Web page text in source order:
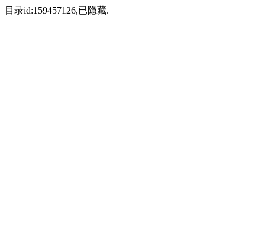
目录id:159457126,已隐藏.